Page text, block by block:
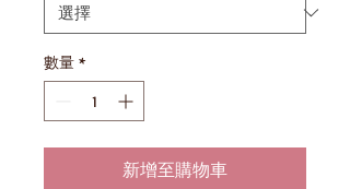
數量 *
新增至購物車